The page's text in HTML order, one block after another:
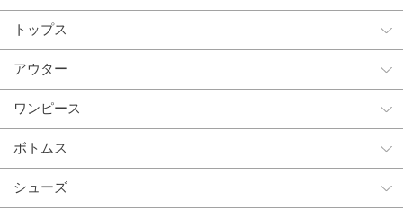
トップス
アウター
ワンピース
ボトムス
シューズ